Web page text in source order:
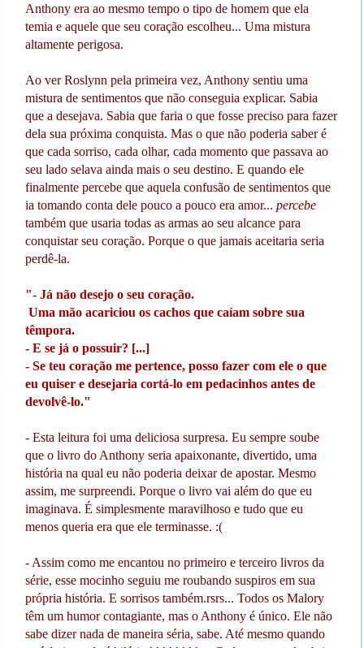
Anthony era ao mesmo tempo o tipo de homem que ela
temia e aquele que seu coração escolheu... Uma mistura
altamente perigosa.
Ao ver Roslynn pela primeira vez, Anthony sentiu uma
mistura de sentimentos que não conseguia explicar. Sabia
que a desejava. Sabia que faria o que fosse preciso para fazer
dela sua próxima conquista. Mas o que não poderia saber é
que cada sorriso, cada olhar, cada momento que passava ao
seu lado selava ainda mais o seu destino. E quando ele
finalmente percebe que aquela confusão de sentimentos que
ia tomando conta dele pouco a pouco era amor... percebe
também que usaria todas as armas ao seu alcance para
conquistar seu coração. Porque o que jamais aceitaria seria
perdê-la.
"- Já não desejo o seu coração.
Uma mão acariciou os cachos que caíam sobre sua
têmpora.
- E se já o possuir? [...]
- Se teu coração me pertence, posso fazer com ele o que
eu quiser e desejaria cortá-lo em pedacinhos antes de
devolvê-lo."
- Esta leitura foi uma deliciosa surpresa. Eu sempre soube
que o livro do Anthony seria apaixonante, divertido, uma
história na qual eu não poderia deixar de apostar. Mesmo
assim, me surpreendi. Porque o livro vai além do que eu
imaginava. É simplesmente maravilhoso e tudo que eu
menos queria era que ele terminasse. :(
- Assim como me encantou no primeiro e terceiro livros da
série, esse mocinho seguiu me roubando suspiros em sua
própria história. E sorrisos também.rsrs... Todos os Malory
têm um humor contagiante, mas o Anthony é único. Ele não
sabe dizer nada de maneira séria, sabe. Até mesmo quando